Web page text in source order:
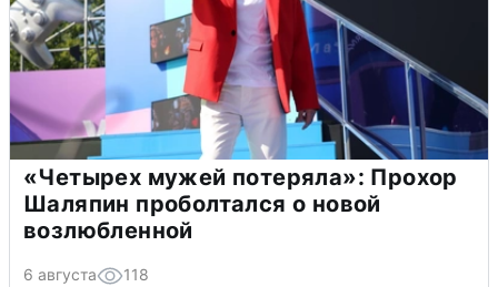
«Четырех мужей потеряла»: Прохор
Шаляпин проболтался о новой
возлюбленной
6 августа 118